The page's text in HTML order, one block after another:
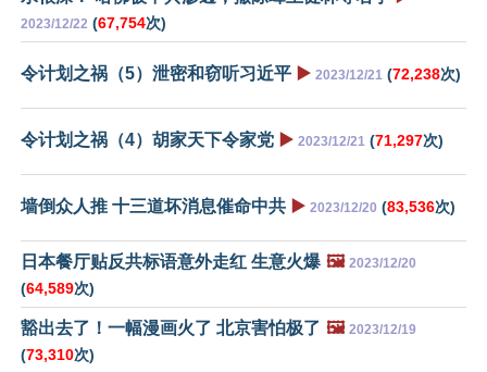
2023/12/22 (67,754次)
令计划之祸（5）泄密和窃听习近平 ▶️ 2023/12/21 (72,238次)
令计划之祸（4）胡家天下令家党 ▶️ 2023/12/21 (71,297次)
墙倒众人推 十三道坏消息催命中共 ▶️ 2023/12/20 (83,536次)
日本餐厅贴反共标语意外走红 生意火爆 🖼️ 2023/12/20
(64,589次)
豁出去了！一幅漫画火了 北京害怕极了 🖼️ 2023/12/19
(73,310次)